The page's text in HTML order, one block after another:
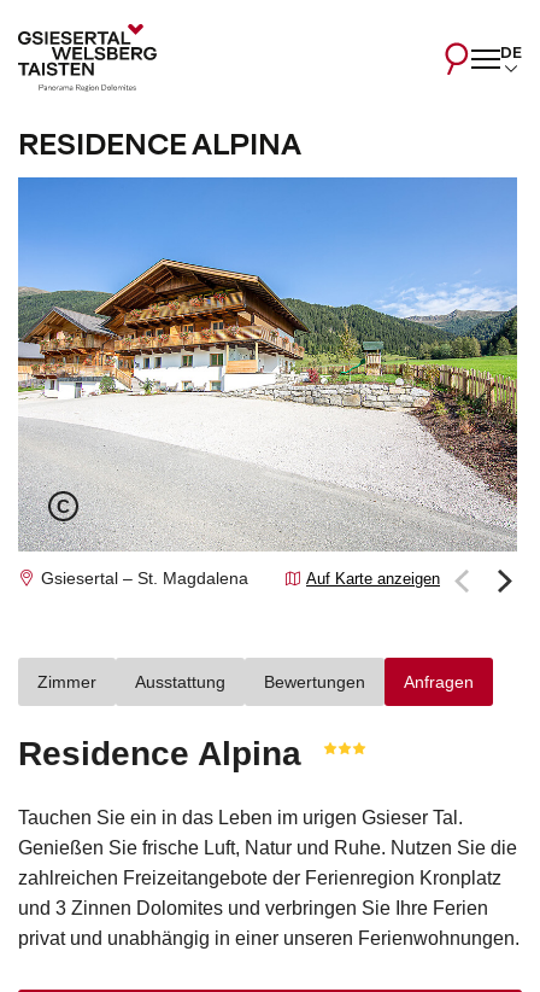
DE
RESIDENCE ALPINA